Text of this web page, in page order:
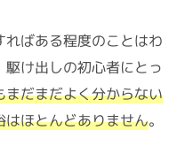
ばある程度のことはわ
け出しの初心者にとっ
だまだよく分からない
ほとんどありません。